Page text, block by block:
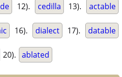
12). cedilla 13). actable
16). dialect 17). datable
20). ablated